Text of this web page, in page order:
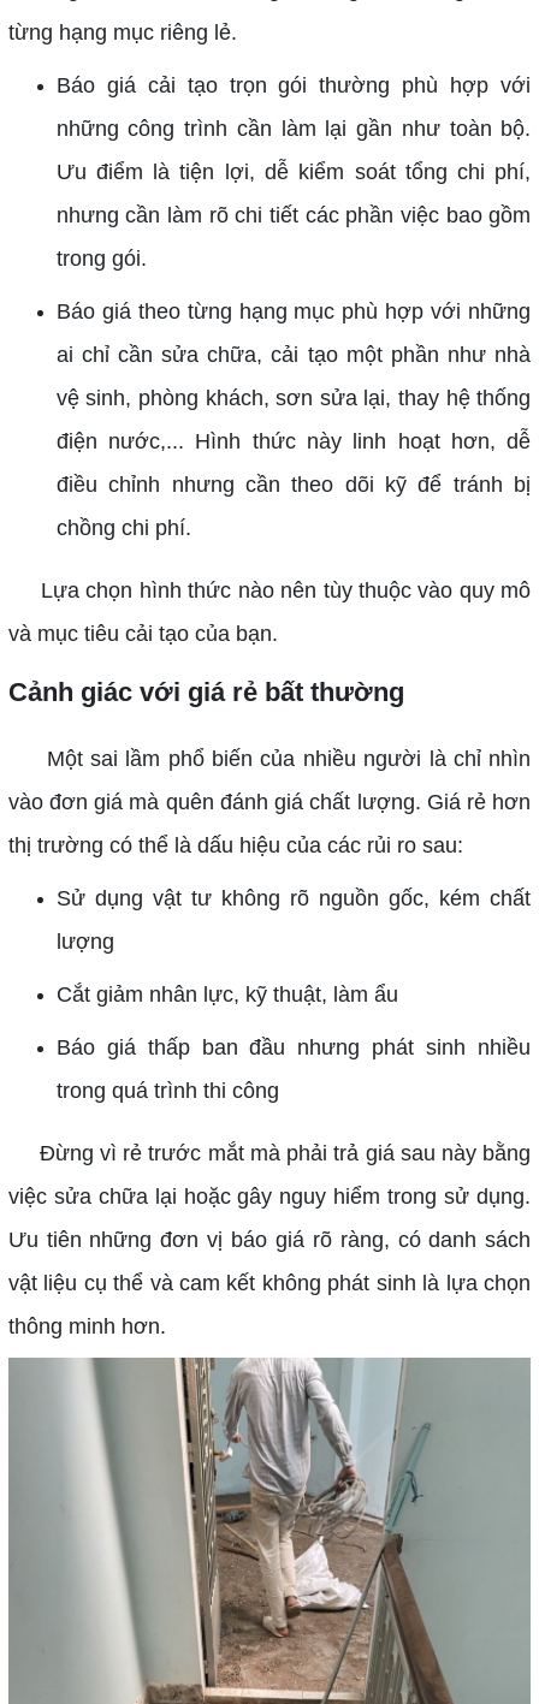
từng hạng mục riêng lẻ.
Báo giá cải tạo trọn gói thường phù hợp với
những công trình cần làm lại gần như toàn bộ.
Ưu điểm là tiện lợi, dễ kiểm soát tổng chi phí,
nhưng cần làm rõ chi tiết các phần việc bao gồm
trong gói.
Báo giá theo từng hạng mục phù hợp với những
ai chỉ cần sửa chữa, cải tạo một phần như nhà
vệ sinh, phòng khách, sơn sửa lại, thay hệ thống
điện nước,... Hình thức này linh hoạt hơn, dễ
điều chỉnh nhưng cần theo dõi kỹ để tránh bị
chồng chi phí.
Lựa chọn hình thức nào nên tùy thuộc vào quy mô
và mục tiêu cải tạo của bạn.
Cảnh giác với giá rẻ bất thường
Một sai lầm phổ biến của nhiều người là chỉ nhìn
vào đơn giá mà quên đánh giá chất lượng. Giá rẻ hơn
thị trường có thể là dấu hiệu của các rủi ro sau:
Sử dụng vật tư không rõ nguồn gốc, kém chất
lượng
Cắt giảm nhân lực, kỹ thuật, làm ẩu
Báo giá thấp ban đầu nhưng phát sinh nhiều
trong quá trình thi công
Đừng vì rẻ trước mắt mà phải trả giá sau này bằng
việc sửa chữa lại hoặc gây nguy hiểm trong sử dụng.
Ưu tiên những đơn vị báo giá rõ ràng, có danh sách
vật liệu cụ thể và cam kết không phát sinh là lựa chọn
thông minh hơn.